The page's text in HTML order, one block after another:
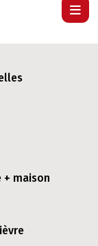
+ maison